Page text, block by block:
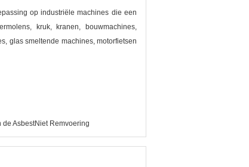
op industriële machines die een
kruk, kranen, bouwmachines,
glas smeltende machines, motorfietsen
de AsbestNiet Remvoering